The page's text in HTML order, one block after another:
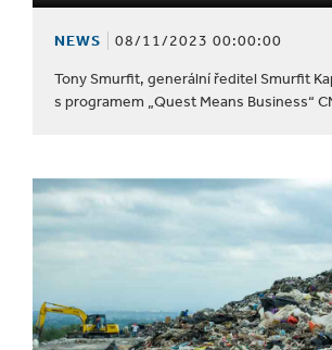
NEWS 08/11/2023 00:00:00
Tony Smurfit, generální ředitel Smurfit
s programem „Quest Means Business“